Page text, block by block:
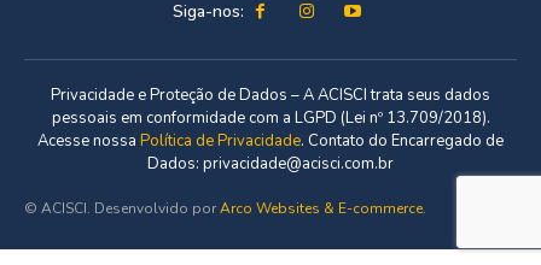
Siga-nos:
Privacidade e Proteção de Dados – A ACISCI trata seus dados
pessoais em conformidade com a LGPD (Lei nº 13.709/2018).
Acesse nossa Política de Privacidade. Contato do Encarregado de
Dados: privacidade@acisci.com.br
© ACISCI. Desenvolvido porArco Websites & E-commerce.